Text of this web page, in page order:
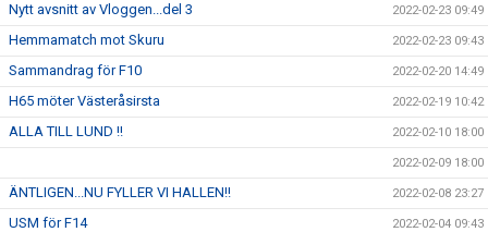
Nytt avsnitt av Vloggen...del 3 2022-02-23 09:49
Hemmamatch mot Skuru 2022-02-23 09:43
Sammandrag för F10 2022-02-20 14:49
H65 möter Västeråsirsta 2022-02-19 10:42
ALLA TILL LUND !! 2022-02-10 18:00
2022-02-09 18:00
ÄNTLIGEN...NU FYLLER VI HALLEN!! 2022-02-08 23:27
USM för F14 2022-02-04 09:43